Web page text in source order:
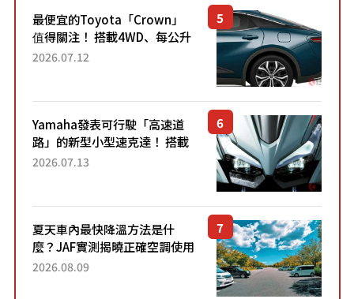
最便宜的Toyota「Crown」
值得關注！ 搭載4WD、每公升
22.4公里低油耗表現超亮眼！
2026.07.12
Yamaha發表可行駛「高速道
路」的新型小型速克達！ 搭載
能享受超強勁「渦輪感」的動
2026.07.13
夏天車內最快降溫方法是什
麼？JAF實測揭曉正確空調使用
方式
2026.08.09